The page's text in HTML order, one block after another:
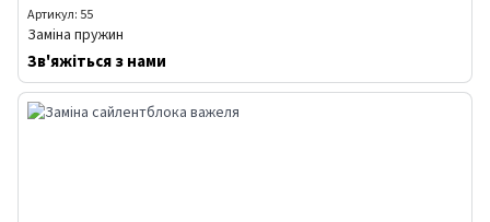
Артикул: 55
Заміна пружин
Зв'яжіться з нами